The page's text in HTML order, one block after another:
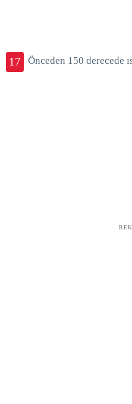
17 Önceden 150 derecede